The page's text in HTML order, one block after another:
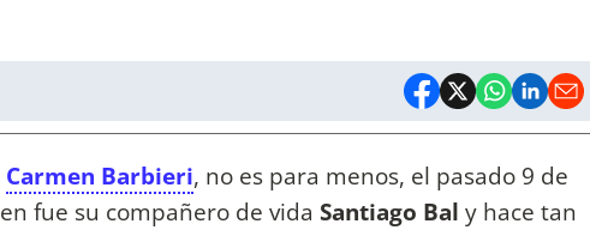
Carmen Barbieri, no es para menos, el pasado 9 de
fue su compañero de vida Santiago Bal y hace tan